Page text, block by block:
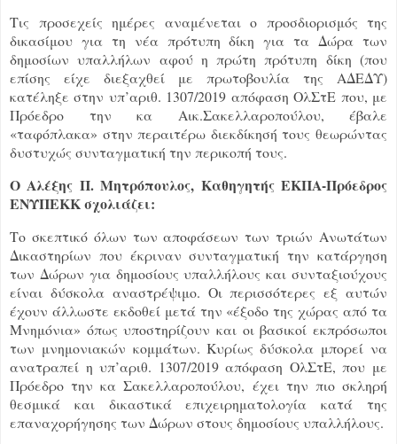
Τις προσεχείς ημέρες αναμένεται ο προσδιορισμός της
δικασίμου για τη νέα πρότυπη δίκη για τα Δώρα των
δημοσίων υπαλλήλων αφού η πρώτη πρότυπη δίκη (που
επίσης είχε διεξαχθεί με πρωτοβουλία της ΑΔΕΔΥ)
κατέληξε στην υπ’αριθ. 1307/2019 απόφαση ΟλΣτΕ που, με
Πρόεδρο την κα Αικ.Σακελλαροπούλου, έβαλε
«ταφόπλακα» στην περαιτέρω διεκδίκησή τους θεωρώντας
δυστυχώς συνταγματική την περικοπή τους.
Ο Αλέξης Π. Μητρόπουλος, Καθηγητής ΕΚΠΑ-Πρόεδρος
ΕΝΥΠΕΚΚ σχολιάζει:
Το σκεπτικό όλων των αποφάσεων των τριών Ανωτάτων
Δικαστηρίων που έκριναν συνταγματική την κατάργηση
των Δώρων για δημοσίους υπαλλήλους και συνταξιούχους
είναι δύσκολα αναστρέψιμο. Οι περισσότερες εξ αυτών
έχουν άλλωστε εκδοθεί μετά την «έξοδο της χώρας από τα
Μνημόνια» όπως υποστηρίζουν και οι βασικοί εκπρόσωποι
των μνημονιακών κομμάτων. Κυρίως δύσκολα μπορεί να
ανατραπεί η υπ’αριθ. 1307/2019 απόφαση ΟλΣτΕ, που με
Πρόεδρο την κα Σακελλαροπούλου, έχει την πιο σκληρή
θεσμικά και δικαστικά επιχειρηματολογία κατά της
επαναχορήγησης των Δώρων στους δημοσίους υπαλλήλους.